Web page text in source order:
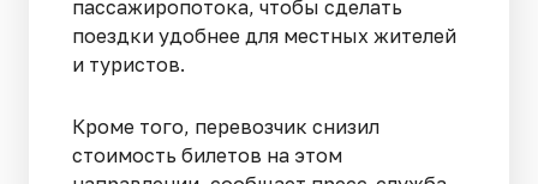
пассажиропотока, чтобы сделать
поездки удобнее для местных жителей
и туристов.
Кроме того, перевозчик снизил
стоимость билетов на этом